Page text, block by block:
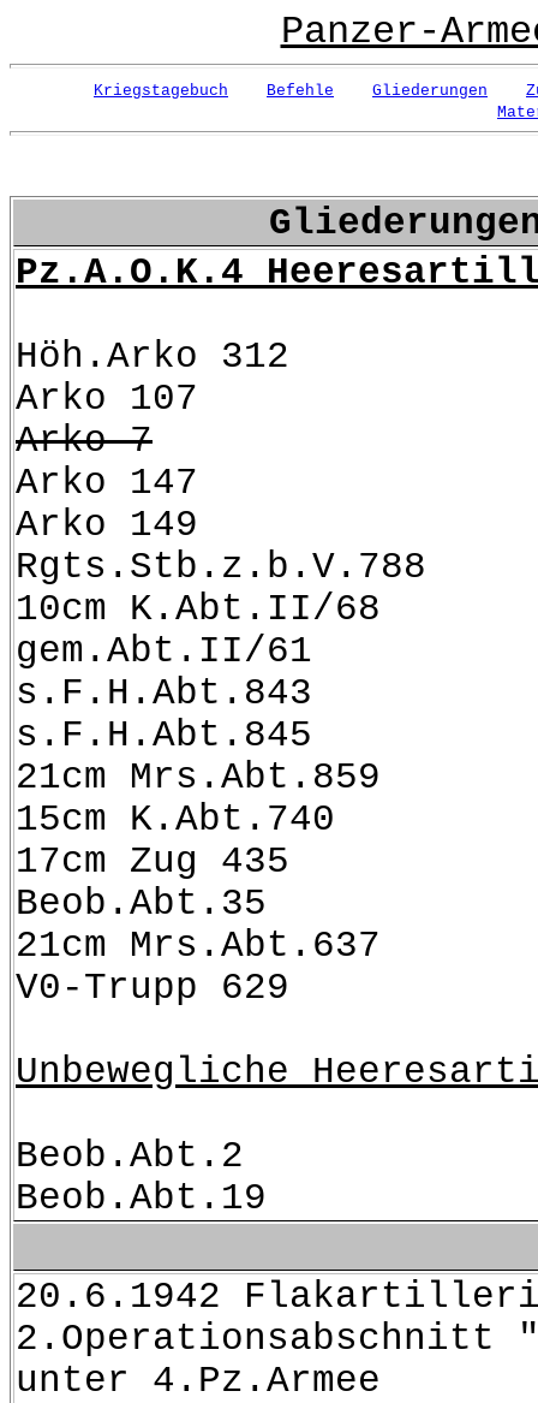
Panzer-
Kriegstagebuch Befehle Gliederungen
Pz.A.O.K.4
Höh.Arko 312
Arko 107
Arko 7
Arko 147
Arko 149
Rgts.Stb.z.b.V.788
10cm K.Abt.II/68
gem.Abt.II/61
s.F.H.Abt.843
s.F.H.Abt.845
21cm Mrs.Abt.859
15cm K.Abt.740
17cm Zug 435
Beob.Abt.35
21cm Mrs.Abt.637
V0-Trupp 629
Unbewegliche
Beob.Abt.2
Beob.Abt.19
20.6.1942
2.Operationsabschnitt
unter 4.Pz.Armee